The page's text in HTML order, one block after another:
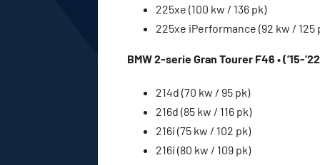
225xe (100 kw / 136 pk)
225xe iPerformance (92 kw / 125
BMW 2-serie Gran Tourer F46 • (’15-
214d (70 kw / 95 pk)
216d (85 kw / 116 pk)
216i (75 kw / 102 pk)
216i (80 kw / 109 pk)